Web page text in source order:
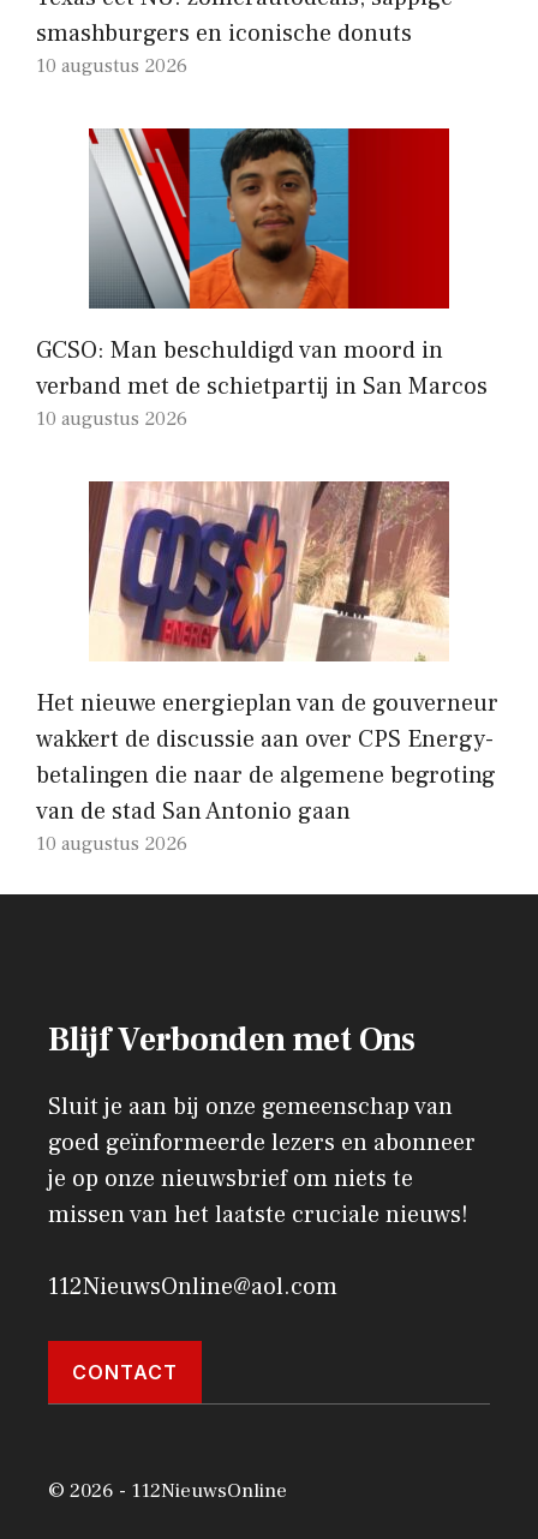
smashburgers en iconische donuts
10 augustus 2026
GCSO: Man beschuldigd van moord in
verband met de schietpartij in San Marcos
10 augustus 2026
Het nieuwe energieplan van de gouverneur
wakkert de discussie aan over CPS Energy-
betalingen die naar de algemene begroting
van de stad San Antonio gaan
10 augustus 2026
Blijf Verbonden met Ons
Sluit je aan bij onze gemeenschap van
goed geïnformeerde lezers en abonneer
je op onze nieuwsbrief om niets te
missen van het laatste cruciale nieuws!
112NieuwsOnline@aol.com
CONTACT
© 2026 - 112NieuwsOnline